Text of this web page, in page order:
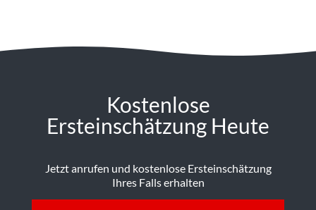
Kostenlose
Ersteinschätzung Heute
Jetzt anrufen und kostenlose Ersteinschätzung
Ihres Falls erhalten